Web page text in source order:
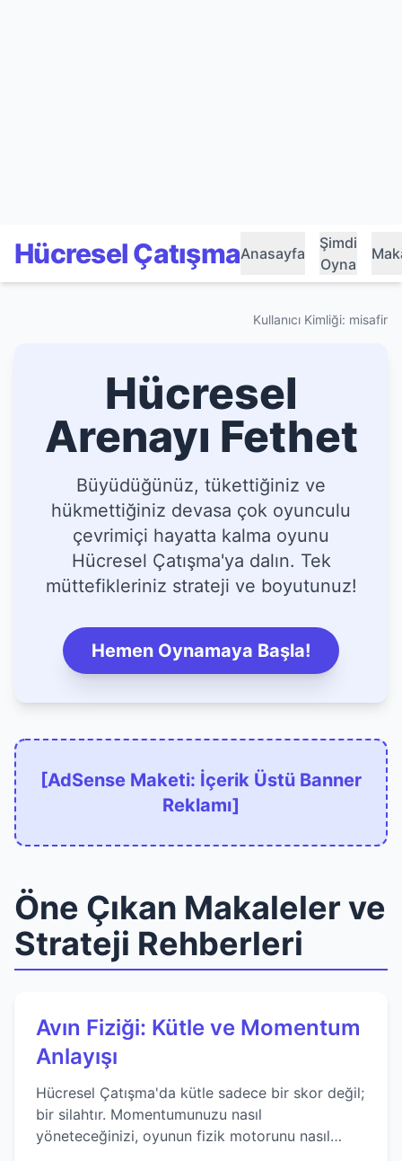
Hücresel ÇatışmaAnasayfa
Şimdi
Oyna
Kullanıcı Kimliği: misafir
Hücresel
Arenayı Fethet
Büyüdüğünüz, tükettiğiniz ve
hükmettiğiniz devasa çok oyunculu
çevrimiçi hayatta kalma oyunu
Hücresel Çatışma'ya dalın. Tek
müttefikleriniz strateji ve boyutunuz!
Hemen Oynamaya Başla!
[AdSense Maketi: İçerik Üstü Banner
Reklamı]
Öne Çıkan Makaleler ve
Strateji Rehberleri
Avın Fiziği: Kütle ve Momentum
Anlayışı
Hücresel Çatışma'da kütle sadece bir skor değil;
bir silahtır. Momentumunuzu nasıl
yöneteceğinizi, oyunun fizik motorunu nasıl